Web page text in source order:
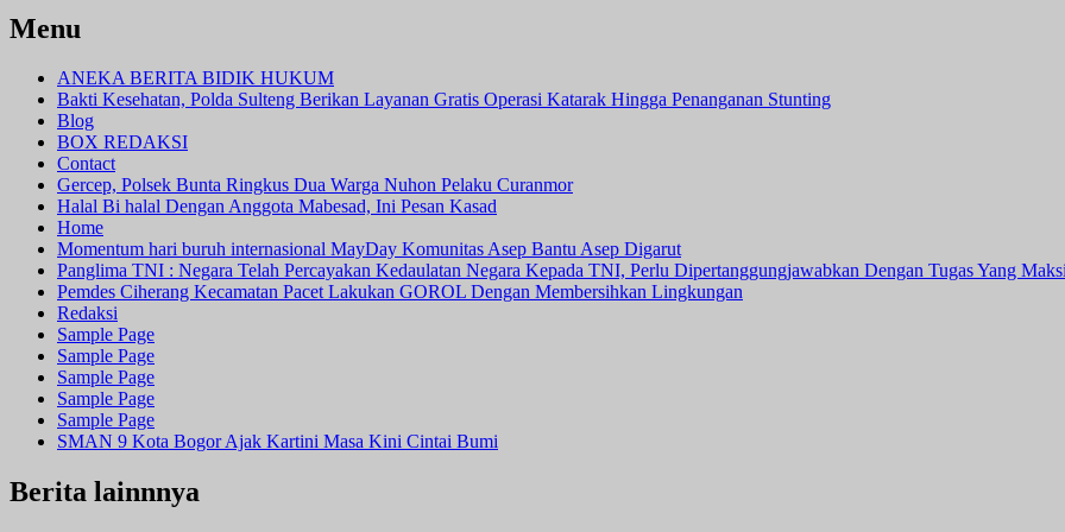
Menu
ANEKA BERITA BIDIK HUKUM
Bakti Kesehatan, Polda Sulteng Berikan Layanan Gratis Operasi Katarak Hingga Penanganan Stunting
Blog
BOX REDAKSI
Contact
Gercep, Polsek Bunta Ringkus Dua Warga Nuhon Pelaku Curanmor
Halal Bi halal Dengan Anggota Mabesad, Ini Pesan Kasad
Home
Momentum hari buruh internasional MayDay Komunitas Asep Bantu Asep Digarut
Panglima TNI : Negara Telah Percayakan Kedaulatan Negara Kepada TNI, Perlu Dipertanggungjawabkan Dengan Tugas Yang
Pemdes Ciherang Kecamatan Pacet Lakukan GOROL Dengan Membersihkan Lingkungan
Redaksi
Sample Page
Sample Page
Sample Page
Sample Page
Sample Page
SMAN 9 Kota Bogor Ajak Kartini Masa Kini Cintai Bumi
Berita lainnnya